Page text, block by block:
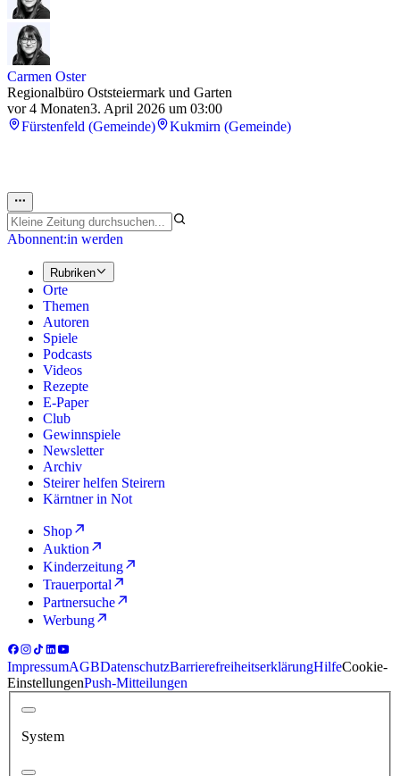
Carmen Oster
Regionalbüro Oststeiermark und Garten
vor 4 Monaten3. April 2026 um 03:00
Fürstenfeld (Gemeinde)
Kukmirn (Gemeinde)
Abonnent:in werden
Rubriken
Orte
Themen
Autoren
Spiele
Podcasts
Videos
Rezepte
E-Paper
Club
Gewinnspiele
Newsletter
Archiv
Steirer helfen Steirern
Kärntner in Not
Shop
Auktion
Kinderzeitung
Trauerportal
Partnersuche
Werbung
ImpressumAGBDatenschutzBarrierefreiheitserklärungHilfeCookie-
EinstellungenPush-Mitteilungen
System